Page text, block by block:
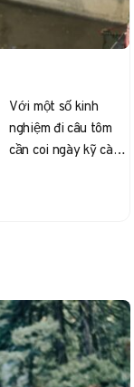
Với một số kinh
nghiệm đi câu tôm
cần coi ngày kỹ càng